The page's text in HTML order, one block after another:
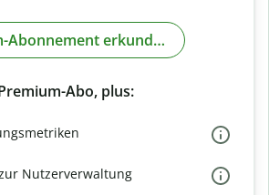
Abonnement erkunden
Abo, plus:
Nutzerverwaltung